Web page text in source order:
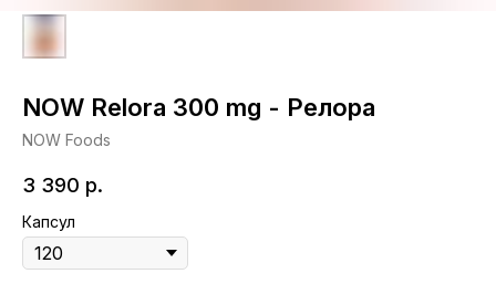
NOW Relora 300 mg - Релора
NOW Foods
3 390 р.
Капсул